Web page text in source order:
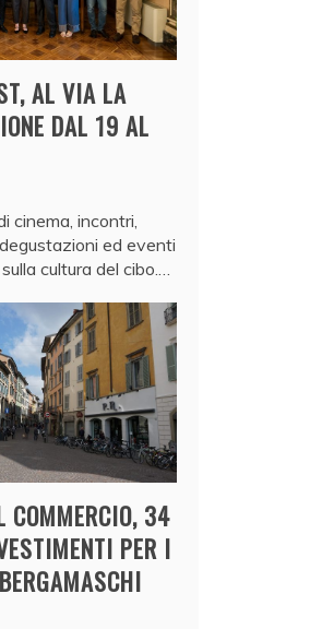
AL VIA LA
DAL 19 AL
cinema, incontri,
ed eventi
cultura del cibo.…
COMMERCIO, 34
PER I